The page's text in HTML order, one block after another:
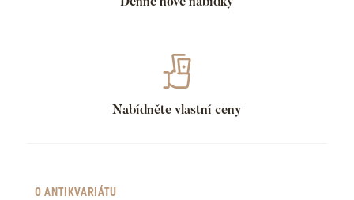
Nabídněte vlastní ceny
O ANTIKVARIÁTU